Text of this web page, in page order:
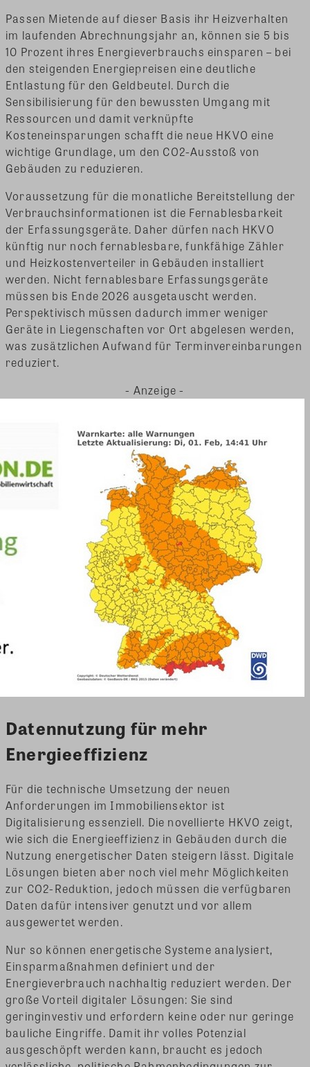
Passen Mietende auf dieser Basis ihr Heizverhalten
im laufenden Abrechnungsjahr an, können sie 5 bis
10 Prozent ihres Energieverbrauchs einsparen – bei
den steigenden Energiepreisen eine deutliche
Entlastung für den Geldbeutel. Durch die
Sensibilisierung für den bewussten Umgang mit
Ressourcen und damit verknüpfte
Kosteneinsparungen schafft die neue HKVO eine
wichtige Grundlage, um den CO2-Ausstoß von
Gebäuden zu reduzieren.
Voraussetzung für die monatliche Bereitstellung der
Verbrauchsinformationen ist die Fernablesbarkeit
der Erfassungsgeräte. Daher dürfen nach HKVO
künftig nur noch fernablesbare, funkfähige Zähler
und Heizkostenverteiler in Gebäuden installiert
werden. Nicht fernablesbare Erfassungsgeräte
müssen bis Ende 2026 ausgetauscht werden.
Perspektivisch müssen dadurch immer weniger
Geräte in Liegenschaften vor Ort abgelesen werden,
was zusätzlichen Aufwand für Terminvereinbarungen
reduziert.
- Anzeige -
Datennutzung für mehr
Energieeffizienz
Für die technische Umsetzung der neuen
Anforderungen im Immobiliensektor ist
Digitalisierung essenziell. Die novellierte HKVO zeigt,
wie sich die Energieeffizienz in Gebäuden durch die
Nutzung energetischer Daten steigern lässt. Digitale
Lösungen bieten aber noch viel mehr Möglichkeiten
zur CO2-Reduktion, jedoch müssen die verfügbaren
Daten dafür intensiver genutzt und vor allem
ausgewertet werden.
Nur so können energetische Systeme analysiert,
Einsparmaßnahmen definiert und der
Energieverbrauch nachhaltig reduziert werden. Der
große Vorteil digitaler Lösungen: Sie sind
geringinvestiv und erfordern keine oder nur geringe
bauliche Eingriffe. Damit ihr volles Potenzial
ausgeschöpft werden kann, braucht es jedoch